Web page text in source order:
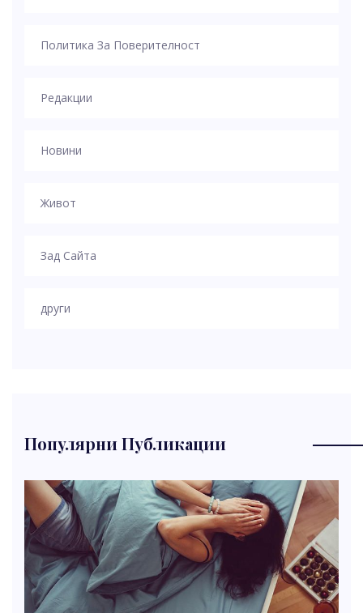
Политика За Поверителност
Редакции
Новини
Живот
Зад Сайта
други
Популярни Публикации